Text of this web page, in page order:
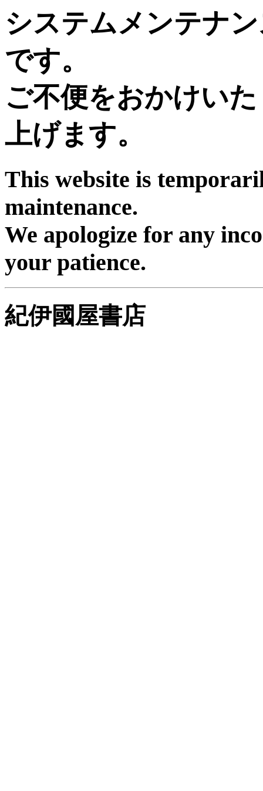
システムメンテナ
です。
ご不便をおかけい
上げます。
This website is
maintenance.
We apologize for any
your patience.
紀伊國屋書店